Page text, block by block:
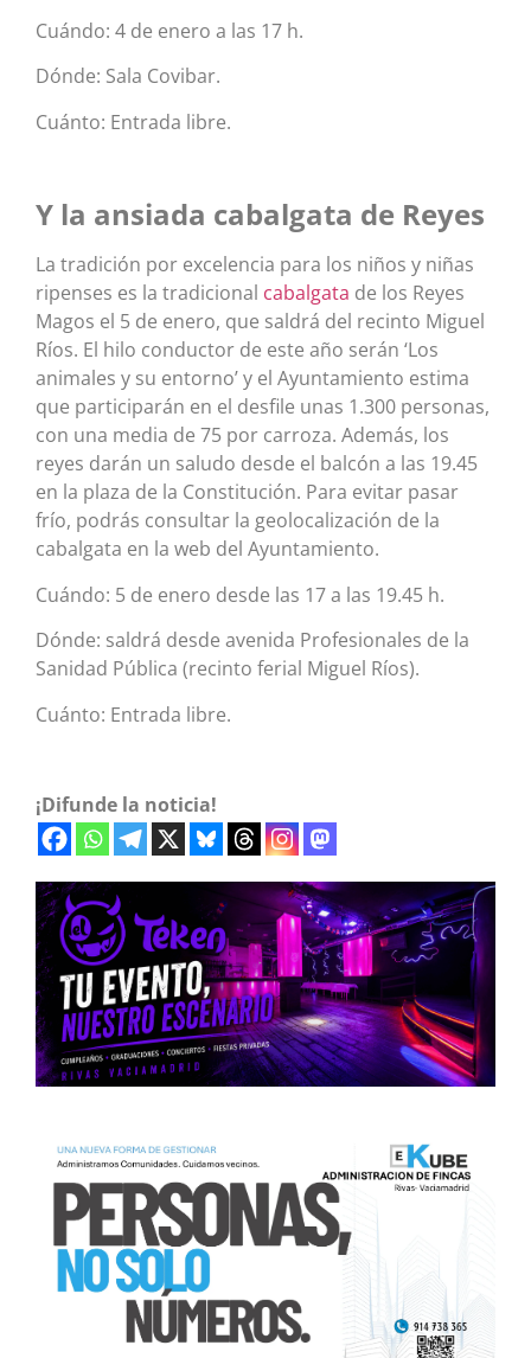
Cuándo: 4 de enero a las 17 h.
Dónde: Sala Covibar.
Cuánto: Entrada libre.
Y la ansiada cabalgata de Reyes
​La tradición por excelencia para los niños y niñas
ripenses es la tradicional cabalgata de los Reyes
Magos el 5 de enero, que saldrá del recinto Miguel
Ríos. El hilo conductor de este año serán ‘Los
animales y su entorno’ y el Ayuntamiento estima
que participarán en el desfile unas 1.300 personas,
con una media de 75 por carroza. Además, los
reyes darán un saludo desde el balcón a las 19.45
en la plaza de la Constitución. Para evitar pasar
frío, podrás consultar la geolocalización de la
cabalgata en la web del Ayuntamiento.
Cuándo: 5 de enero desde las 17 a las 19.45 h.
Dónde: saldrá desde avenida Profesionales de la
Sanidad Pública (recinto ferial Miguel Ríos).
Cuánto: Entrada libre.
¡Difunde la noticia!